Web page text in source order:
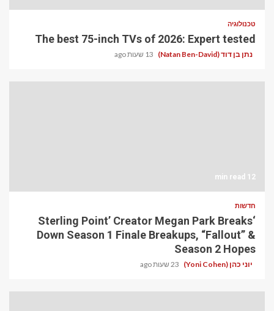
טכנולוגיה
The best 75-inch TVs of 2026: Expert tested
נתן בן דוד (Natan Ben-David) 13 שעות ago
12 min read
חדשות
‘Sterling Point’ Creator Megan Park Breaks
Down Season 1 Finale Breakups, “Fallout” &
Season 2 Hopes
יוני כהן (Yoni Cohen) 23 שעות ago